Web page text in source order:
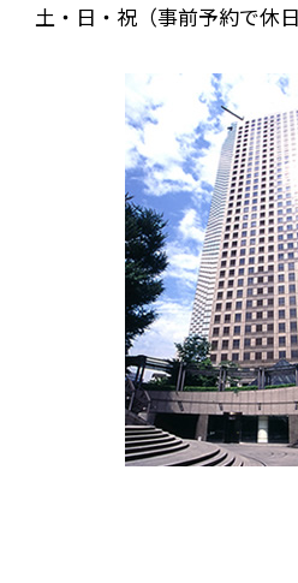
土・日・祝（事前予約で休